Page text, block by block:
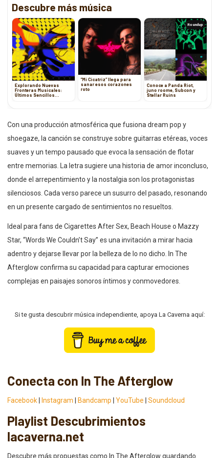
Descubre más música
Explorando Nuevas
Fronteras Musicales:
Últimos Sencillos
“Mi Cicatriz” llega para
sanar esos corazones
roto
Roundup
Conoce a Panda Riot,
juno roome, Subcon y
Stellar Ruins
Con una producción atmosférica que fusiona dream pop y
shoegaze, la canción se construye sobre guitarras etéreas, voces
suaves y un tempo pausado que evoca la sensación de flotar
entre memorias. La letra sugiere una historia de amor inconcluso,
donde el arrepentimiento y la nostalgia son los protagonistas
silenciosos. Cada verso parece un susurro del pasado, resonando
en un presente cargado de sentimientos no resueltos.
Ideal para fans de Cigarettes After Sex, Beach House o Mazzy
Star, “Words We Couldn’t Say” es una invitación a mirar hacia
adentro y dejarse llevar por la belleza de lo no dicho. In The
Afterglow confirma su capacidad para capturar emociones
complejas en paisajes sonoros íntimos y conmovedores.
Si te gusta descubrir música independiente, apoya La Caverna aquí:
Conecta con In The Afterglow
Facebook Instagram Bandcamp YouTube Soundcloud
Playlist Descubrimientos
lacaverna.net
Descubre más propuestas como In The Afterglow guardando